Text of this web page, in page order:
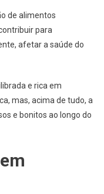
de alimentos
para
afetar a saúde do
e rica em
mas, acima de tudo, a
e bonitos ao longo do